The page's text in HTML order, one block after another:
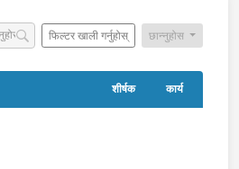
फिल्टर खाली गर्नुहोस् छान्नुहोस
शीर्षक कार्य